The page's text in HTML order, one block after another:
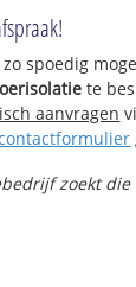
spoedig
te
aanvragen
zoekt